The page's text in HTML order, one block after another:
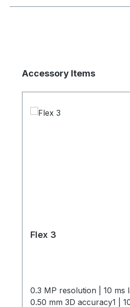
Produktgalerie überspringen
Accessory Items
Flex 3
0.3 MP resolution | 10 ms
0.50 mm 3D accuracy1 |